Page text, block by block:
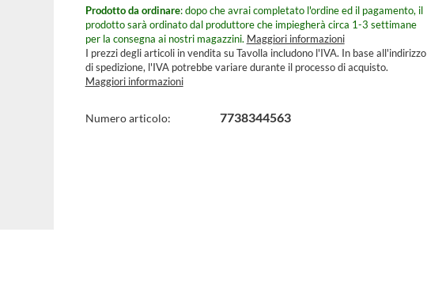
Prodotto da ordinare: dopo che avrai completato l'ordine ed il pagamento, il
prodotto sarà ordinato dal produttore che impiegherà circa 1-3 settimane
per la consegna ai nostri magazzini. Maggiori informazioni
I prezzi degli articoli in vendita su Tavolla includono l'IVA. In base all'indirizzo
di spedizione, l'IVA potrebbe variare durante il processo di acquisto.
Maggiori informazioni
Specifiche
Numero articolo: 7738344563